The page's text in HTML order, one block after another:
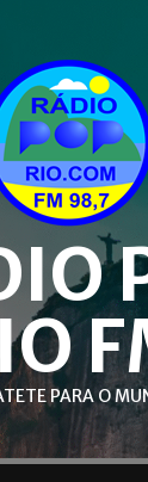
PARA O